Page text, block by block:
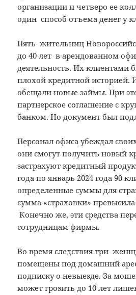
организации и четверо ее
один способ отъема денег у
Пять жительниц
до 40 лет в арендованном
деятельность. Их клиентами
плохой кредитной
обещали новые займы. При
партнерское соглашение с
банком. Но документ был
Персонал офиса убеждал
они смогут получить новый
застрахуют кредитный
года по январь 2024 года 90
определенные суммы для
сумма «страховки»
Конечно же, эти средства
сотрудницам фирмы.
Во время следствия три
помещены под домашний
подписку о невыезде. За
может грозить до 10 лет